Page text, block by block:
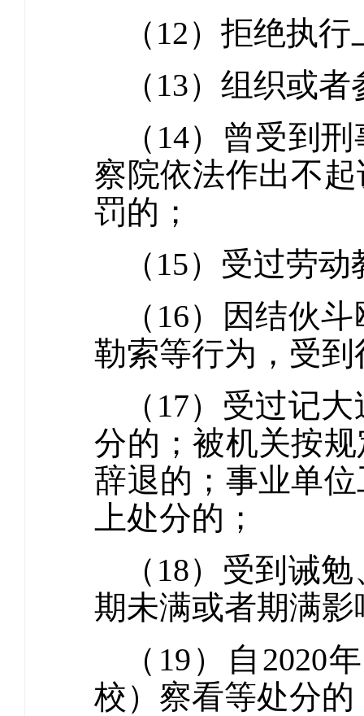
（12）拒绝执
（13）组织或
（14）曾受到
察院依法作出不
罚的；
（15）受过劳
（16）因结伙
勒索等行为，受
（17）受过记
分的；被机关按
辞退的；事业单
上处分的；
（18）受到诫
期未满或者期满
（19）自2020
校）察看等处分的